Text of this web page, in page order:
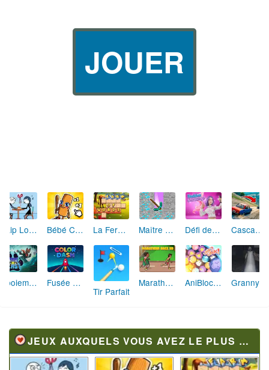
JOUER
Skip Love: L'Amour en Péril Bébé Clic Italien: La Folie des Petits Bambins La Ferme des Mots - Cultivez votre Vocabulaire Maître de la Destruction: Fusion de Pioches Défi de Mode: Star du Podium Cascades Folles 3D
Aboiement Stellaire : Aventure Canine Fusée Chromatique: La Course des Couleurs
Tir Parfait
Marathon Champion io AniBlocos: Connecte les Animaux Mignons!
JEUX AUXQUELS VOUS AVEZ LE PLUS JOUÉ